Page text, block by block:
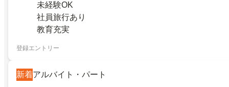
未経験OK
社員旅行あり
教育充実
登録エントリー
新着アルバイト・パート